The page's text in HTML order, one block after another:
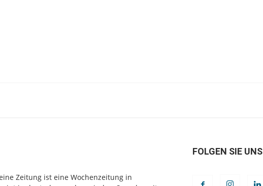
Zeitung ist eine Wochenzeitung in
FOLGEN SIE UNS